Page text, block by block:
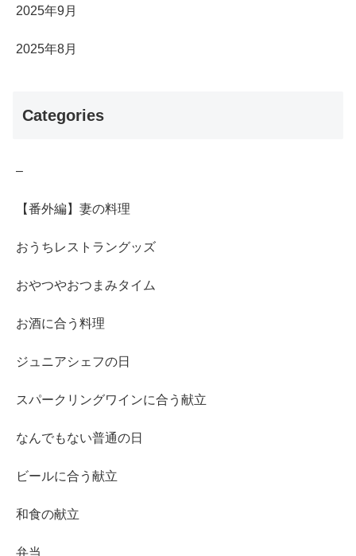
2025年9月
2025年8月
Categories
–
【番外編】妻の料理
おうちレストラングッズ
おやつやおつまみタイム
お酒に合う料理
ジュニアシェフの日
スパークリングワインに合う献立
なんでもない普通の日
ビールに合う献立
和食の献立
弁当